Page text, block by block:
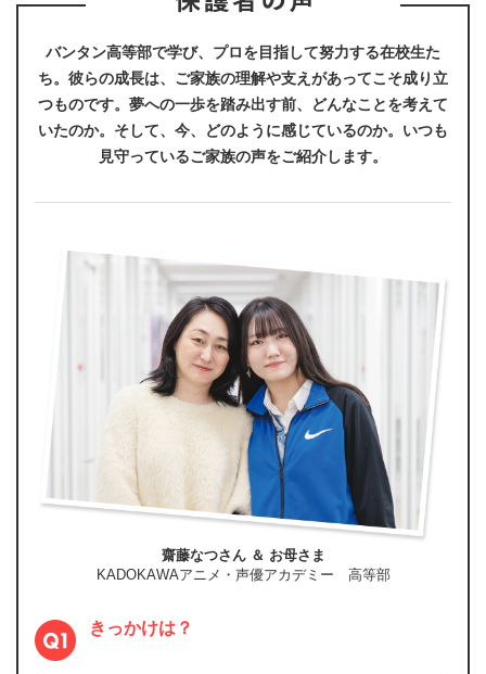
バンタン高等部で学び、プロを目指して努力する在校生た
ち。 彼らの成長は、ご家族の理解や支えがあってこそ成り立
つものです。 夢への一歩を踏み出す前、どんなことを考えて
いたのか。 そして、今、どのように感じているのか。いつも
見守っているご家族の声をご紹介します。
齋藤なつさん ＆ お母さま
KADOKAWAアニメ・声優アカデミー 高等部
きっかけは？